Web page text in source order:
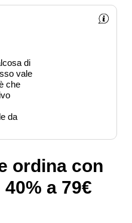
di
vale
che
da
ordina con
a 79€